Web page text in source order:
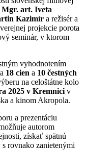
Mgr. art. Iveta
Kazimír a režisér a
projekcie porota
seminár, v ktorom
vyhodnotením
18 cien a 10 čestných
na celoštátne kolo
2025 v Kremnici v
a kinom Akropola.
a prezentáciu
autorom
získať spätnú
rovnako zanietenými